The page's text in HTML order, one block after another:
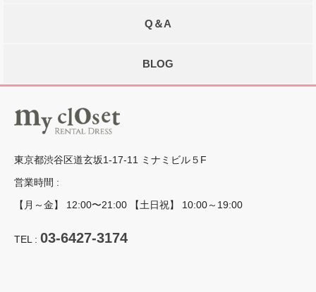
Q＆A
BLOG
東京都渋谷区道玄坂1-17-11 ミナミビル５F
営業時間 :
【月～金】 12:00〜21:00 【土日祝】 10:00～19:00
TEL : 03-6427-3174